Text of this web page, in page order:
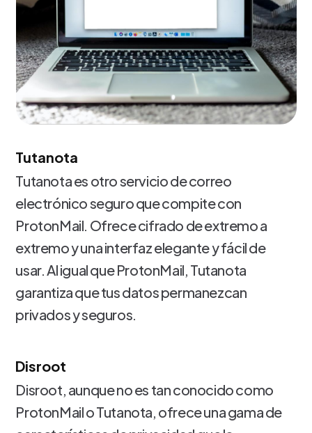
Tutanota
Tutanota es otro servicio de correo
electrónico seguro que compite con
ProtonMail. Ofrece cifrado de extremo a
extremo y una interfaz elegante y fácil de
usar. Al igual que ProtonMail, Tutanota
garantiza que tus datos permanezcan
privados y seguros.
Disroot
Disroot, aunque no es tan conocido como
ProtonMail o Tutanota, ofrece una gama de